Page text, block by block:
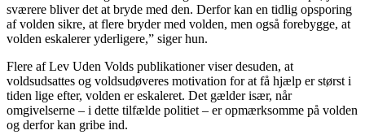
sværere bliver det at bryde med den. Derfor kan en tidlig opsporing
af volden sikre, at flere bryder med volden, men også forebygge, at
volden eskalerer yderligere,” siger hun.
Flere af Lev Uden Volds publikationer viser desuden, at
voldsudsattes og voldsudøveres motivation for at få hjælp er størst i
tiden lige efter, volden er eskaleret. Det gælder især, når
omgivelserne – i dette tilfælde politiet – er opmærksomme på volden
og derfor kan gribe ind.